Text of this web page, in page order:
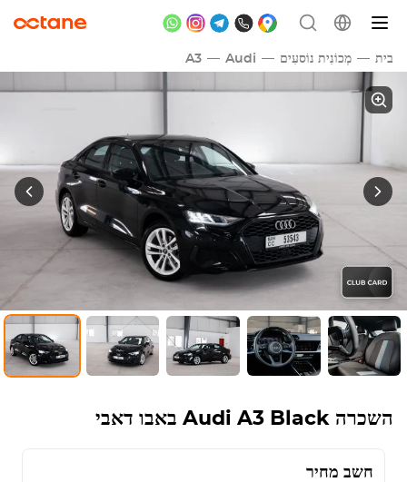
בית מְכוֹנִית נוֹסעִים Audi
A3
השכרה Audi A3 Black באבו דאבי
חשב מחיר